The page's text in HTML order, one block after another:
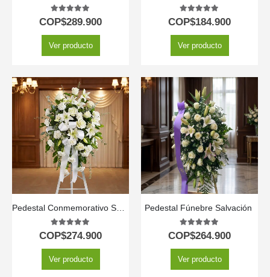
5.00out of 5
COP$289.900
Ver producto
5.00out of 5
COP$184.900
Ver producto
Pedestal Conmemorativo Santuario para el Homenaje a PAREDES 🕊️
5.00out of 5
COP$274.900
Ver producto
Pedestal Fúnebre Salvación ️
5.00out of 5
COP$264.900
Ver producto